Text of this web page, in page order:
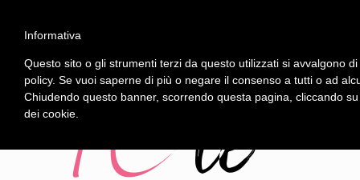
Informativa
Questo sito o gli strumenti terzi da questo utilizzati si avvalgono
policy. Se vuoi saperne di più o negare il consenso a tutti o ad
Chiudendo questo banner, scorrendo questa pagina, cliccando
dei cookie.